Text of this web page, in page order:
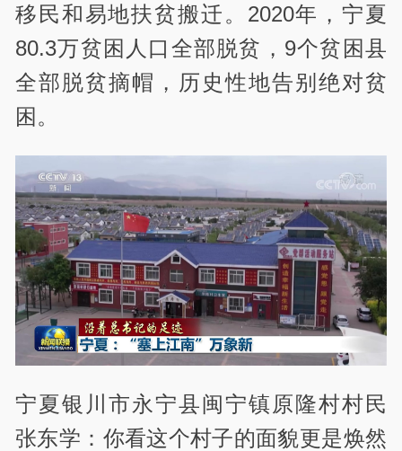
移民和易地扶贫搬迁。2020年，宁夏
80.3万贫困人口全部脱贫，9个贫困县
全部脱贫摘帽，历史性地告别绝对贫
困。
宁夏银川市永宁县闽宁镇原隆村村民
张东学：你看这个村子的面貌更是焕然